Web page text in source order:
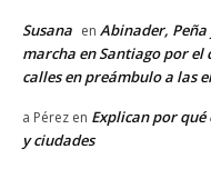
Susana en Abinader, Peña
marcha en Santiago por el
calles en preámbulo a las
a Pérez en Explican por qué
y ciudades